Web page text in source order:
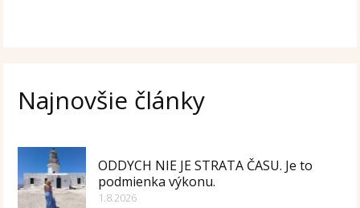
Najnovšie články
ODDYCH NIE JE STRATA ČASU. Je to
podmienka výkonu.
1.8.2026